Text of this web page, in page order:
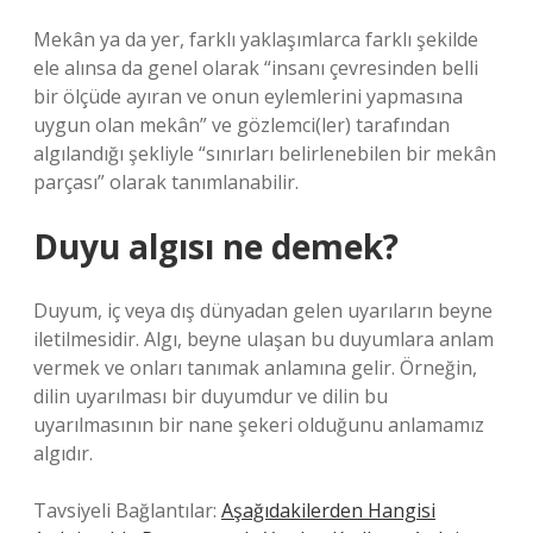
Mekân ya da yer, farklı yaklaşımlarca farklı şekilde
ele alınsa da genel olarak “insanı çevresinden belli
bir ölçüde ayıran ve onun eylemlerini yapmasına
uygun olan mekân” ve gözlemci(ler) tarafından
algılandığı şekliyle “sınırları belirlenebilen bir mekân
parçası” olarak tanımlanabilir.
Duyu algısı ne demek?
Duyum, iç veya dış dünyadan gelen uyarıların beyne
iletilmesidir. Algı, beyne ulaşan bu duyumlara anlam
vermek ve onları tanımak anlamına gelir. Örneğin,
dilin uyarılması bir duyumdur ve dilin bu
uyarılmasının bir nane şekeri olduğunu anlamamız
algıdır.
Tavsiyeli Bağlantılar: Aşağıdakilerden Hangisi